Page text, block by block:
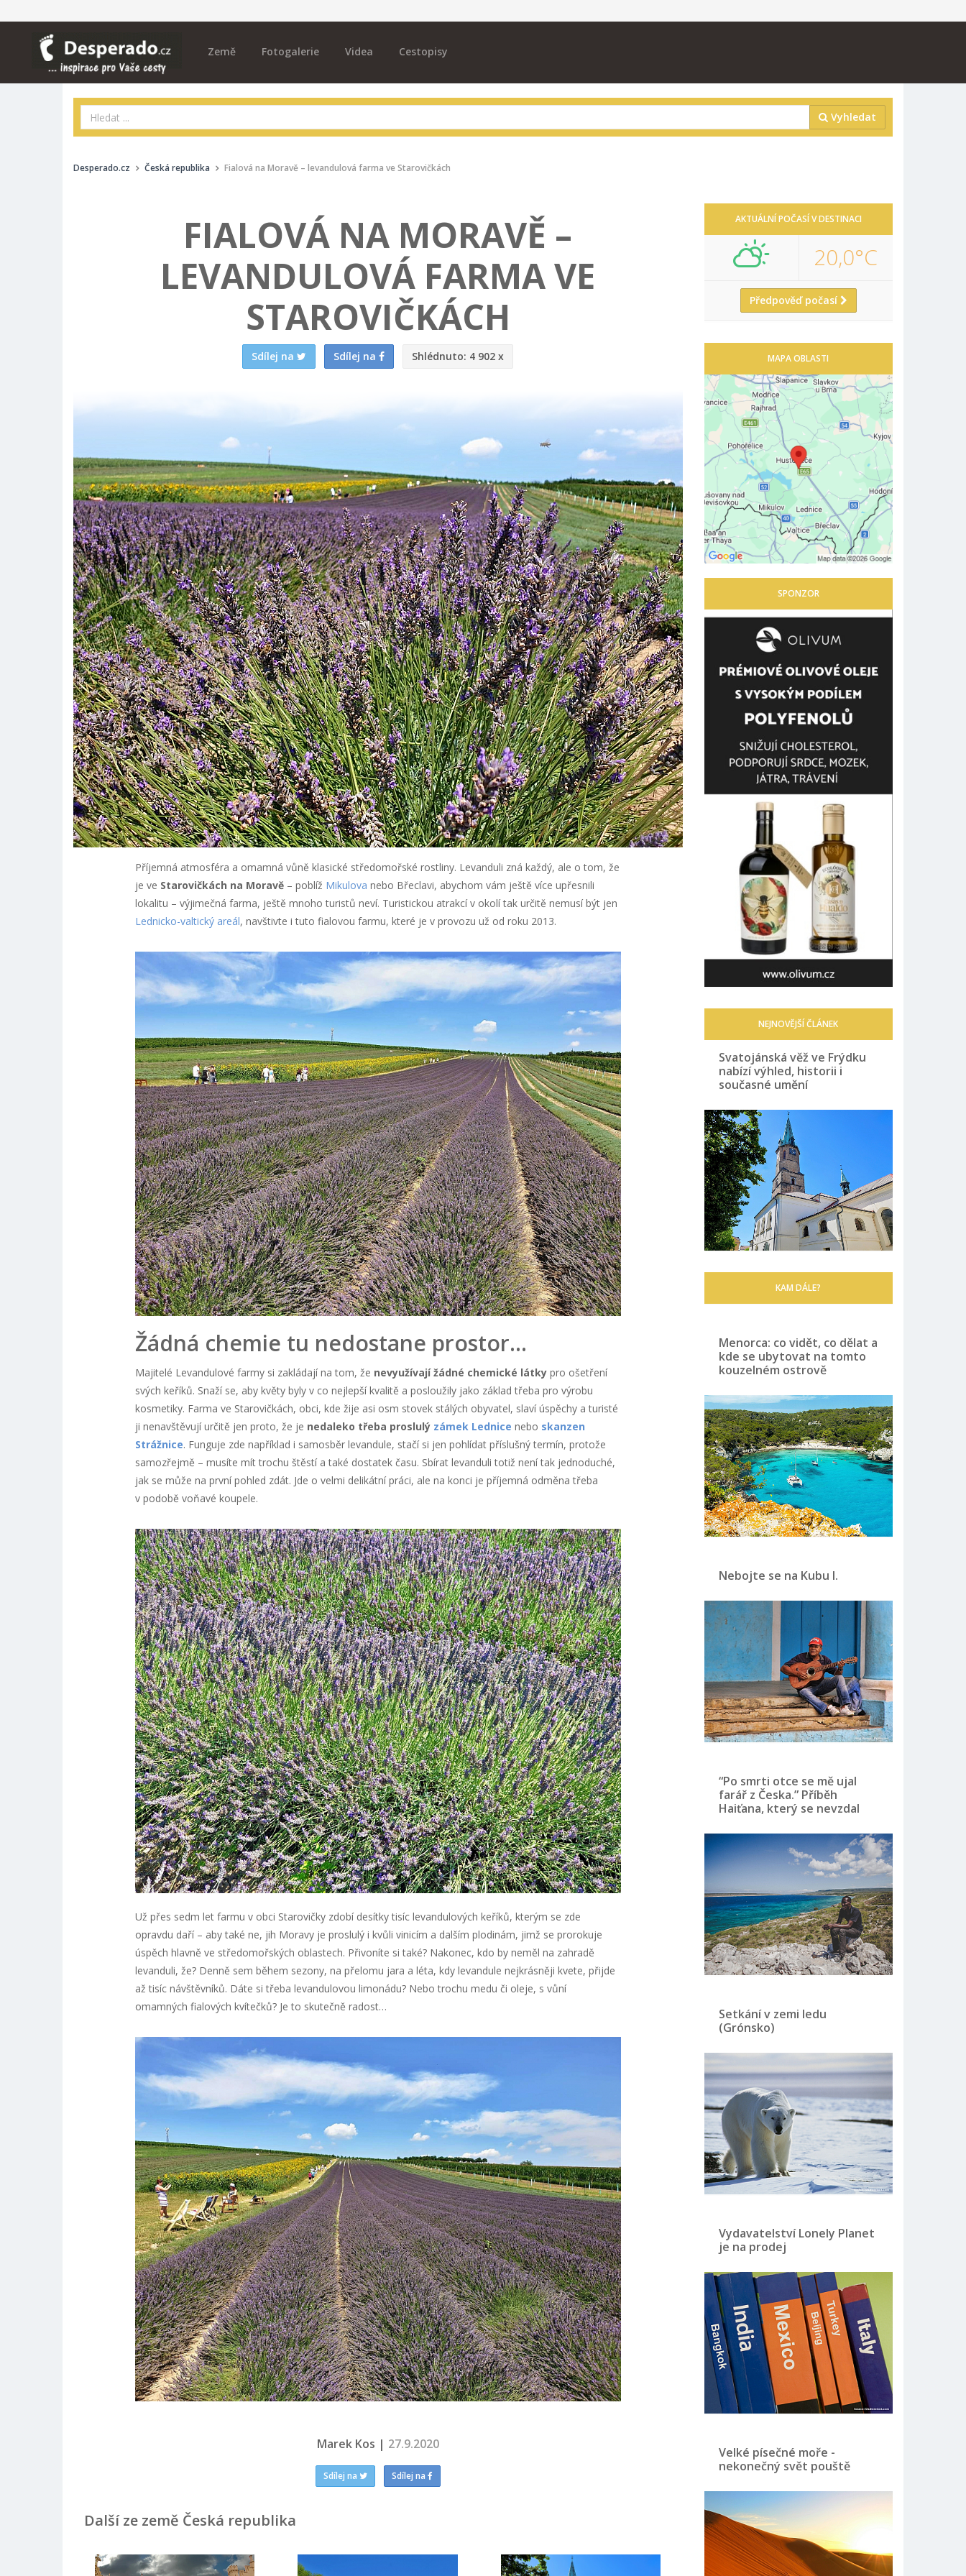
Země Fotogalerie Videa Cestopisy
Vyhledat
Desperado.cz Česká republika Fialová na Moravě – levandulová farma ve Starovičkách
FIALOVÁ NA MORAVĚ –
LEVANDULOVÁ FARMA VE
STAROVIČKÁCH
Sdílej na Sdílej na Shlédnuto: 4 902 x
Příjemná atmosféra a omamná vůně klasické středomořské rostliny. Levanduli zná každý, ale o tom, že
je ve Starovičkách na Moravě– poblíž Mikulova nebo Břeclavi, abychom vám ještě více upřesnili
lokalitu – výjimečná farma, ještě mnoho turistů neví. Turistickou atrakcí v okolí tak určitě nemusí být jen
Lednicko-valtický areál, navštivte i tuto fialovou farmu, které je v provozu už od roku 2013.
Žádná chemie tu nedostane prostor…
Majitelé Levandulové farmy si zakládají na tom, že nevyužívají žádné chemické látkypro ošetření
svých keříků. Snaží se, aby květy byly v co nejlepší kvalitě a posloužily jako základ třeba pro výrobu
kosmetiky. Farma ve Starovičkách, obci, kde žije asi osm stovek stálých obyvatel, slaví úspěchy a turisté
ji nenavštěvují určitě jen proto, že je nedaleko třeba proslulý zámek Lednice nebo skanzen
Strážnice. Funguje zde například i samosběr levandule, stačí si jen pohlídat příslušný termín, protože
samozřejmě – musíte mít trochu štěstí a také dostatek času. Sbírat levanduli totiž není tak jednoduché,
jak se může na první pohled zdát. Jde o velmi delikátní práci, ale na konci je příjemná odměna třeba
v podobě voňavé koupele.
Už přes sedm let farmu v obci Starovičky zdobí desítky tisíc levandulových keříků, kterým se zde
opravdu daří – aby také ne, jih Moravy je proslulý i kvůli vinicím a dalším plodinám, jimž se prorokuje
úspěch hlavně ve středomořských oblastech. Přivoníte si také? Nakonec, kdo by neměl na zahradě
levanduli, že? Denně sem během sezony, na přelomu jara a léta, kdy levandule nejkrásněji kvete, přijde
až tisíc návštěvníků. Dáte si třeba levandulovou limonádu? Nebo trochu medu či oleje, s vůní
omamných fialových kvítečků? Je to skutečně radost…
Marek Kos | 27.9.2020
Sdílej na Sdílej na
Další ze země Česká republika
AKTUÁLNÍ POČASÍ V DESTINACI
20,0°C
Předpověď počasí
MAPA OBLASTI
SPONZOR
NEJNOVĚJŠÍ ČLÁNEK
Svatojánská věž ve Frýdku
nabízí výhled, historii i
současné umění
KAM DÁLE?
Menorca: co vidět, co dělat a
kde se ubytovat na tomto
kouzelném ostrově
Nebojte se na Kubu I.
“Po smrti otce se mě ujal
farář z Česka.” Příběh
Haiťana, který se nevzdal
Setkání v zemi ledu
(Grónsko)
Vydavatelství Lonely Planet
je na prodej
Velké písečné moře -
nekonečný svět pouště